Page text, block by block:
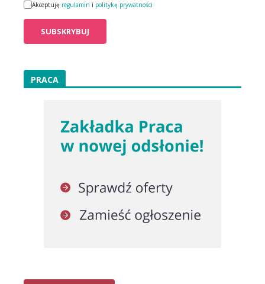
Akceptuję regulamin i politykę prywatności
PRACA